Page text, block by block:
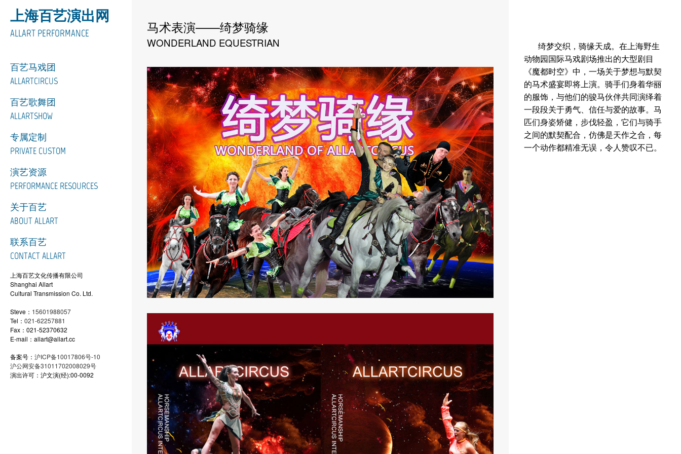
上海百艺演出网
ALLART PERFORMANCE
百艺马戏团
ALLARTCIRCUS
百艺歌舞团
ALLARTSHOW
专属定制
PRIVATE CUSTOM
演艺资源
PERFORMANCE RESOURCES
关于百艺
ABOUT ALLART
联系百艺
CONTACT ALLART
上海百艺文化传播有限公司
Shanghai Allart
Cultural Transmission Co. Ltd.
Steve： 15601988057
Tel： 021-62257881
Fax：021-52370632
E-mail：allart@allart.cc
备案号： 沪ICP备10017806号-10
沪公网安备31011702008029号
演出许可：沪文演(经):00-0092
马术表演——绮梦骑缘
WONDERLAND EQUESTRIAN
绮梦交织，骑缘天成。在上海野生
动物园国际马戏剧场推出的大型剧目
《魔都时空》中，一场关于梦想与默契
的马术盛宴即将上演。骑手们身着华丽
的服饰，与他们的骏马伙伴共同演绎着
一段段关于勇气、信任与爱的故事。马
匹们身姿矫健，步伐轻盈，它们与骑手
之间的默契配合，仿佛是天作之合，每
一个动作都精准无误，令人赞叹不已。